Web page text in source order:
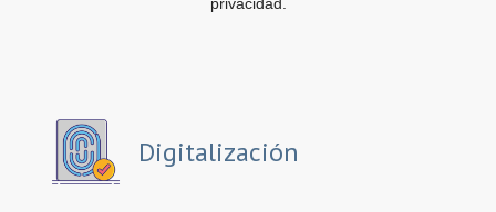
Digitalización